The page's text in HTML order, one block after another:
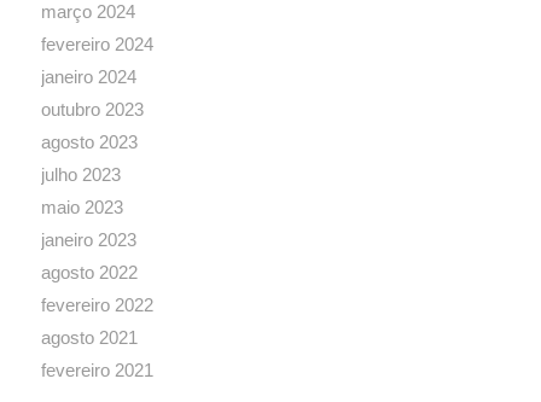
março 2024
fevereiro 2024
janeiro 2024
outubro 2023
agosto 2023
julho 2023
maio 2023
janeiro 2023
agosto 2022
fevereiro 2022
agosto 2021
fevereiro 2021